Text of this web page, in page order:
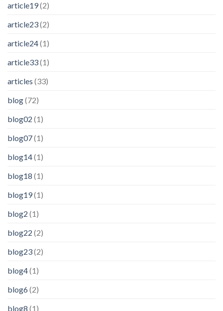
article19(2)
article23(2)
article24(1)
article33(1)
articles (33)
blog(72)
blog02 (1)
blog07(1)
blog14(1)
blog18 (1)
blog19(1)
blog2 (1)
blog22 (2)
blog23(2)
blog4(1)
blog6(2)
blog8 (1)